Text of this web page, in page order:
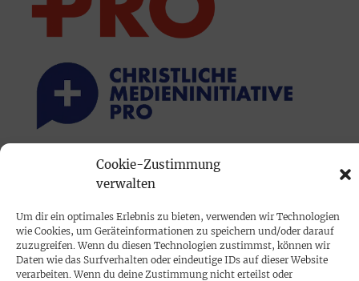
Cookie-Zustimmung
verwalten
Um dir ein optimales Erlebnis zu bieten, verwenden wir Technologien
wie Cookies, um Geräteinformationen zu speichern und/oder darauf
zuzugreifen. Wenn du diesen Technologien zustimmst, können wir
Daten wie das Surfverhalten oder eindeutige IDs auf dieser Website
verarbeiten. Wenn du deine Zustimmung nicht erteilst oder
PRINTAUSGABE
PROKOMPAKT
Impressum